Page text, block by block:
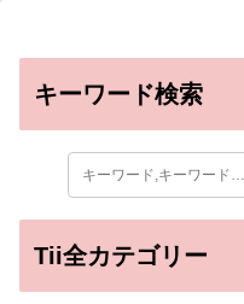
キーワード検索
Tii全カテゴリー